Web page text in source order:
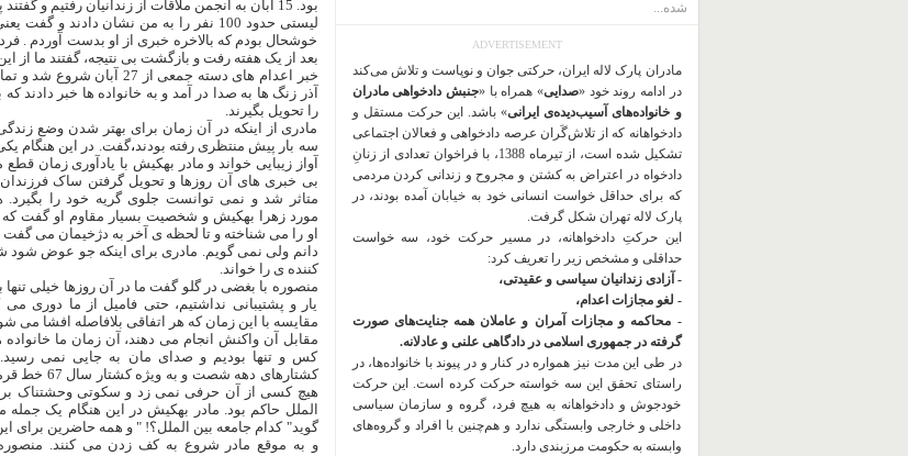
بود. 15 آبان به انجمن ملاقات از زندانیان
لیستی حدود 100 نفر را به من نشان
خوشحال بودم که بالاخره خبری از او بدست آوردم .
بعد از یک هفته رفت و بازگشت بی نتیجه، گفتند ما از
خبر اعدام های دسته جمعی
آذر زنگ ها به صدا در آمد و به خانواده ها خبر
را تحویل بگیرند.
مادری از اینکه در آن زمان برای بهتر شدن وضع
سه بار پیش منتظری رفته بودند،گفت. در این هنگام
آواز زیبایی خواند و مادر بهکیش با یادآوری زمان قطع
بی خبری های آن روزها و تحویل گرفتن ساک
متاثر شد و نمی توانست جلوی گریه خود را
او را می شناخته و تا لحظه ی آخر به دژخیمان می گفت
دانم ولی نمی گویم. مادری برای اینکه جو عوض شود
کننده ی را خواند.
منصوره با بغضی در گلو گفت ما در آن روزها خیلی تنها
یار و پشتیبانی نداشتیم، حتی فامیل از ما دوری می
مقایسه با این زمان که هر اتفاقی بلافاصله افشا می
مقابل آن واکنش انجام می دهند، آن زمان ما خانواده
کس و تنها بودیم و صدای مان به جایی نمی
کشتارهای دهه شصت و
هیچ کسی از آن حرفی نمی زد و سکوتی وحشتناک بر
الملل حاکم بود. مادر بهکیش در این هنگام یک
گوید" کدام جامعه بین الملل؟! " و همه حاضرین برای
و به موقع مادر شروع به کف زدن می کنند. منصوره
شده...
ADVERTISEMENT
مادران پارک لاله ایران، حرکتی جوان و نوپاست و تلاش می‌کند
در ادامه روند خود «صدایی» همراه با «جنبش دادخواهی مادران
و خانواده‌های آسیب‌دیده‌ی ایرانی» باشد. این حرکت مستقل و
دادخواهانه که از تلاش‌گَران عرصه دادخواهی و فعالان اجتماعی
تشکیل شده است، از تیرماه 1388، با فراخوان تعدادی از زنانِ
دادخواه در اعتراض به کشتن و مجروح و زندانی کردن مردمی
که برای حداقل خواست انسانی خود به خیابان آمده بودند، در
پارک لاله تهران شکل گرفت.
این حرکتِ دادخواهانه، در مسیر حرکت خود، سه خواست
حداقلی و مشخص زیر را تعریف کرد:
- آزادی زندانیان سیاسی و عقیدتی،
- لغو مجازات اعدام،
- محاکمه و مجازات آمران و عاملان همه جنایت‌های صورت
گرفته در جمهوری اسلامی در دادگاهی علنی و عادلانه.
در طی این مدت نیز همواره در کنار و در پیوند با خانواده‌ها، در
راستای تحقق این سه خواسته حرکت کرده است. این حرکت
خودجوش و دادخواهانه به هیچ فرد، گروه و سازمان سیاسی
داخلی و خارجی وابستگی ندارد و هم‌چنین با افراد و گروه‌های
وابسته به حکومت مرزبندی دارد.